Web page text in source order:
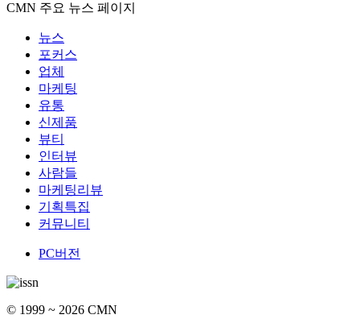
CMN 주요 뉴스 페이지
뉴스
포커스
업체
마케팅
유통
신제품
뷰티
인터뷰
사람들
마케팅리뷰
기획특집
커뮤니티
PC버전
© 1999 ~ 2026 CMN